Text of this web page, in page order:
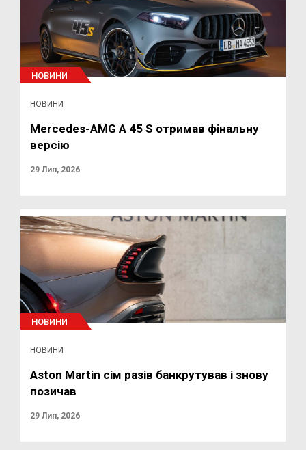
НОВИНИ
НОВИНИ
Mercedes-AMG A 45 S отримав фінальну
версію
29 Лип, 2026
НОВИНИ
НОВИНИ
Aston Martin сім разів банкрутував і знову
позичав
29 Лип, 2026